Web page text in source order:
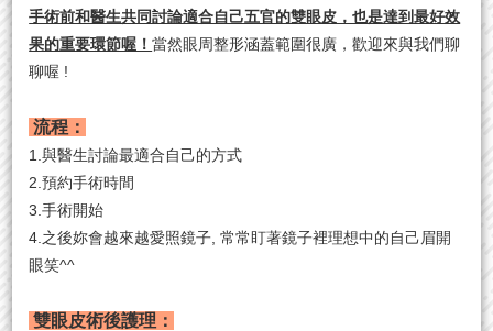
手術前和醫生共同討論適合自己五官的雙眼皮，也是達到最好效
果的重要環節喔！當然眼周整形涵蓋範圍很廣，歡迎來與我們聊
聊喔 !
流程：
1.與醫生討論最適合自己的方式
2.預約手術時間
3.手術開始
4.之後妳會越來越愛照鏡子, 常常盯著鏡子裡理想中的自己眉開
眼笑^^
雙眼皮術後護理：